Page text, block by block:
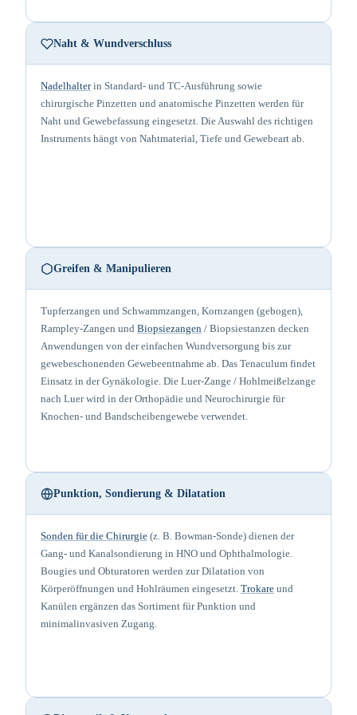
Naht & Wundverschluss
Nadelhalterin Standard- und TC-Ausführung sowie
chirurgische Pinzetten und anatomische Pinzetten werden für
Naht und Gewebefassung eingesetzt. Die Auswahl des richtigen
Instruments hängt von Nahtmaterial, Tiefe und Gewebeart ab.
Greifen & Manipulieren
Tupferzangen und Schwammzangen, Kornzangen (gebogen),
Rampley-Zangen und Biopsiezangen / Biopsiestanzen decken
Anwendungen von der einfachen Wundversorgung bis zur
gewebeschonenden Gewebeentnahme ab. Das Tenaculum findet
Einsatz in der Gynäkologie. Die Luer-Zange / Hohlmeißelzange
nach Luer wird in der Orthopädie und Neurochirurgie für
Knochen- und Bandscheibengewebe verwendet.
Punktion, Sondierung & Dilatation
Sonden für die Chirurgie (z. B. Bowman-Sonde) dienen der
Gang- und Kanalsondierung in HNO und Ophthalmologie.
Bougies und Obturatoren werden zur Dilatation von
Körperöffnungen und Hohlräumen eingesetzt. Trokare und
Kanülen ergänzen das Sortiment für Punktion und
minimalinvasiven Zugang.